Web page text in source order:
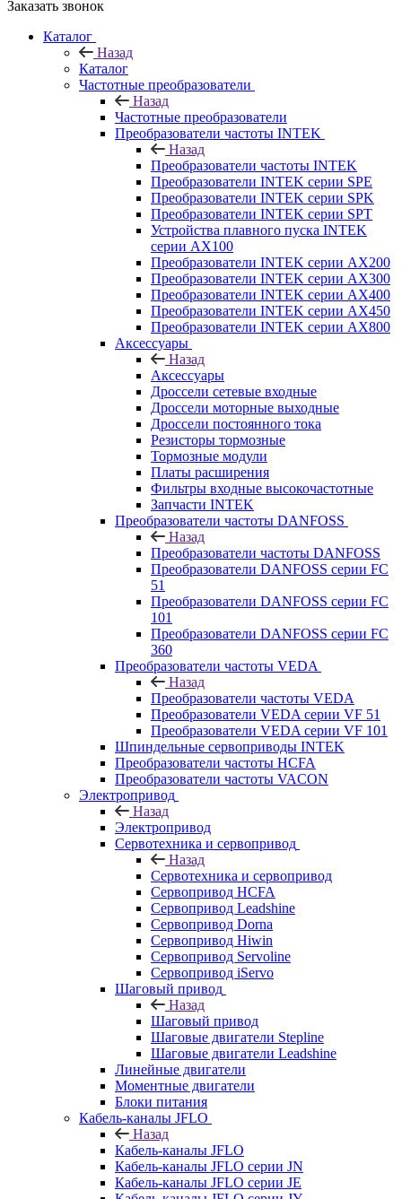
Заказать звонок
Каталог
Назад
Каталог
Частотные преобразователи
Назад
Частотные преобразователи
Преобразователи частоты INTEK
Назад
Преобразователи частоты INTEK
Преобразователи INTEK серии SPE
Преобразователи INTEK серии SPK
Преобразователи INTEK серии SPT
Устройства плавного пуска INTEK
серии AX100
Преобразователи INTEK серии AX200
Преобразователи INTEK серии AX300
Преобразователи INTEK серии AX400
Преобразователи INTEK серии AX450
Преобразователи INTEK серии AX800
Аксессуары
Назад
Аксессуары
Дроссели сетевые входные
Дроссели моторные выходные
Дроссели постоянного тока
Резисторы тормозные
Тормозные модули
Платы расширения
Фильтры входные высокочастотные
Запчасти INTEK
Преобразователи частоты DANFOSS
Назад
Преобразователи частоты DANFOSS
Преобразователи DANFOSS серии FC
51
Преобразователи DANFOSS серии FC
101
Преобразователи DANFOSS серии FC
360
Преобразователи частоты VEDA
Назад
Преобразователи частоты VEDA
Преобразователи VEDA серии VF 51
Преобразователи VEDA серии VF 101
Шпиндельные сервоприводы INTEK
Преобразователи частоты HCFA
Преобразователи частоты VACON
Электропривод
Назад
Электропривод
Сервотехника и сервопривод
Назад
Сервотехника и сервопривод
Сервопривод HCFA
Сервопривод Leadshine
Сервопривод Dorna
Сервопривод Hiwin
Сервопривод Servoline
Сервопривод iServo
Шаговый привод
Назад
Шаговый привод
Шаговые двигатели Stepline
Шаговые двигатели Leadshine
Линейные двигатели
Моментные двигатели
Блоки питания
Кабель-каналы JFLO
Назад
Кабель-каналы JFLO
Кабель-каналы JFLO серии JN
Кабель-каналы JFLO серии JE